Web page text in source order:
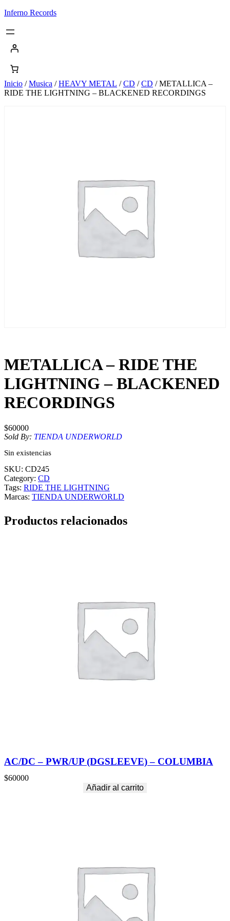
Saltar
contenido
Inferno Records
Inicio /Musica /HEAVY METAL /CD /CD / METALLICA –
RIDE THE LIGHTNING – BLACKENED RECORDINGS
METALLICA – RIDE THE
LIGHTNING – BLACKENED
RECORDINGS
$60000
Sold By: TIENDA UNDERWORLD
Sin existencias
SKU: CD245
Category: CD
Tags: RIDE THE LIGHTNING
Marcas: TIENDA UNDERWORLD
Productos relacionados
AC/DC – PWR/UP (DGSLEEVE) – COLUMBIA
$60000
Añadir al carrito